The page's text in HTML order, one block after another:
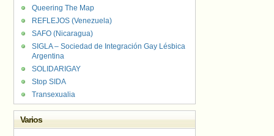
Queering The Map
REFLEJOS (Venezuela)
SAFO (Nicaragua)
SIGLA – Sociedad de Integración Gay Lésbica
Argentina
SOLIDARIGAY
Stop SIDA
Transexualia
Varios